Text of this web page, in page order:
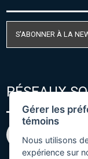
S'ABONNER À LA
RÉSEAUX
Gérer les
témoins
Nous utilisons
expérience sur